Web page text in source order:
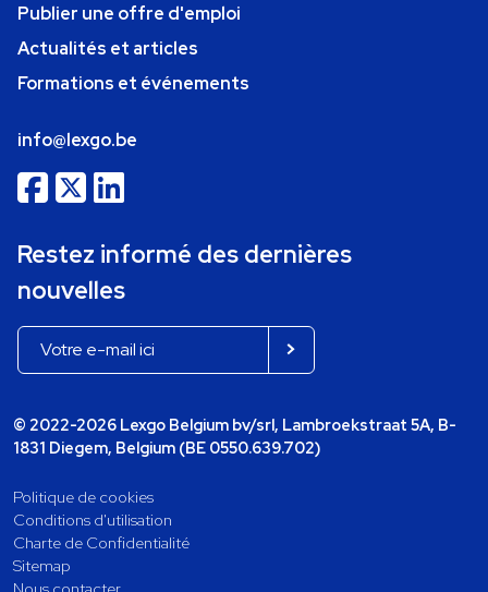
Publier une offre d'emploi
Actualités et articles
Formations et événements
info@lexgo.be
Restez informé des dernières
nouvelles
© 2022-2026 Lexgo Belgium bv/srl, Lambroekstraat 5A, B-
1831 Diegem, Belgium (BE 0550.639.702)
Politique de cookies
Conditions d'utilisation
Charte de Confidentialité
Sitemap